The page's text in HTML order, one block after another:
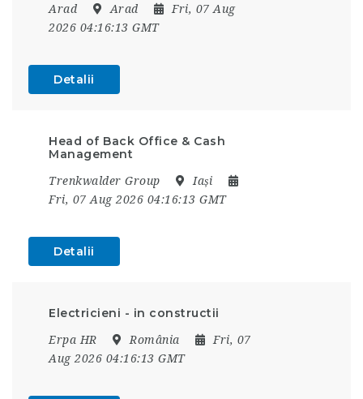
Arad Arad
Fri, 07 Aug
2026 04:16:13 GMT
Detalii
Head of Back Office & Cash
Management
Trenkwalder Group
Iași
Fri, 07 Aug 2026 04:16:13 GMT
Detalii
Electricieni - in constructii
Erpa HR România
Fri, 07
Aug 2026 04:16:13 GMT